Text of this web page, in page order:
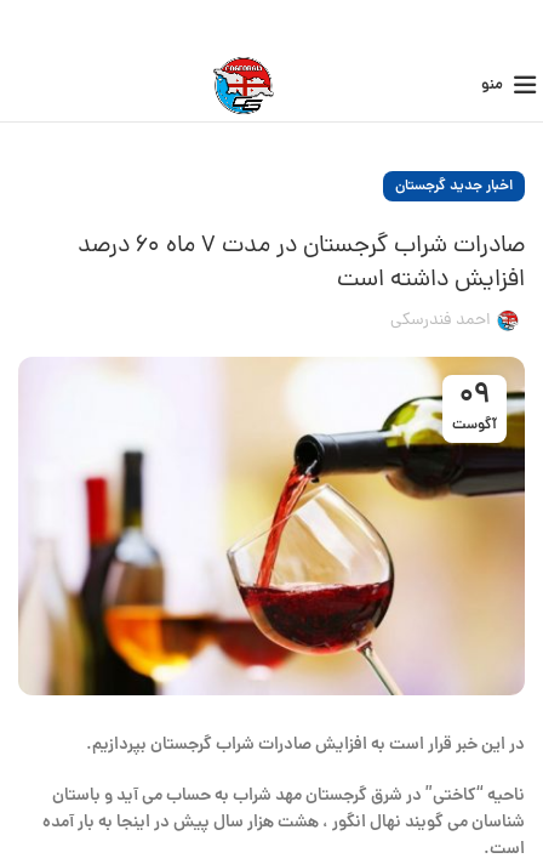
منو
اخبار جدید گرجستان
صادرات شراب گرجستان در مدت ۷ ماه ۶۰ درصد
افزایش داشته است
احمد فندرسکی
09
آگوست
در این خبر قرار است به افزایش صادرات شراب گرجستان بپردازیم.
ناحیه “کاختی” در شرق گرجستان مهد شراب به حساب می آید و باستان
شناسان می گویند نهال انگور ، هشت هزار سال پیش در اینجا به بار آمده
است.